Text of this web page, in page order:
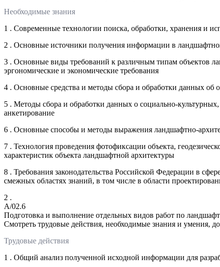
Необходимые знания
1 . Современные технологии поиска, обработки, хранения и
2 . Основные источники получения информации в
3 . Основные виды требований к различным типам объектов
эргономические и экономические требования
4 . Основные средства и методы сбора и обработки данных об
5 . Методы сбора и обработки данных о социально-
анкетирование
6 . Основные способы и методы выражения ландшафтно-
7 . Технология проведения фотофиксации объекта,
характеристик объекта ландшафтной архитектуры
8 . Требования законодательства Российской Федерации в
смежных областях знаний, в том числе в области
2 .
A/02.6
Подготовка и выполнение отдельных видов работ по
Смотреть трудовые действия, необходимые знания и умения,
Трудовые действия
1 . Общий анализ полученной исходной информации для